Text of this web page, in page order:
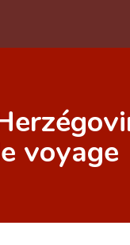
voyage